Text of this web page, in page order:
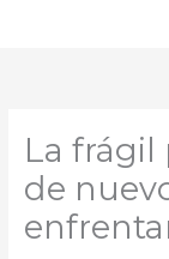
La frágil
de